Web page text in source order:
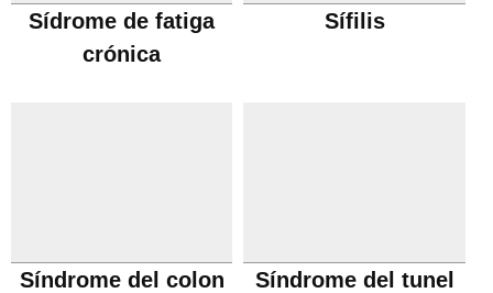
Sídrome de fatiga
crónica
Sífilis
Síndrome del colon
Síndrome del tunel